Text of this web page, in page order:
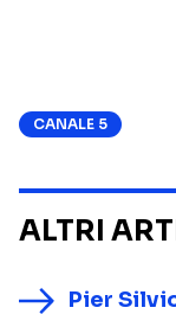
CANALE 5
ALTRI
Pier